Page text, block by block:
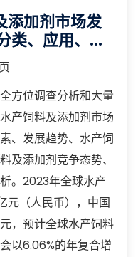
加剂市场发
类、应用、企
方位调查分析和大量
产饲料及添加剂市场
、发展趋势、水产饲
及添加剂竞争态势、
。2023年全球水产
元（人民币），中国
，预计全球水产饲料
以6.06%的年复合增